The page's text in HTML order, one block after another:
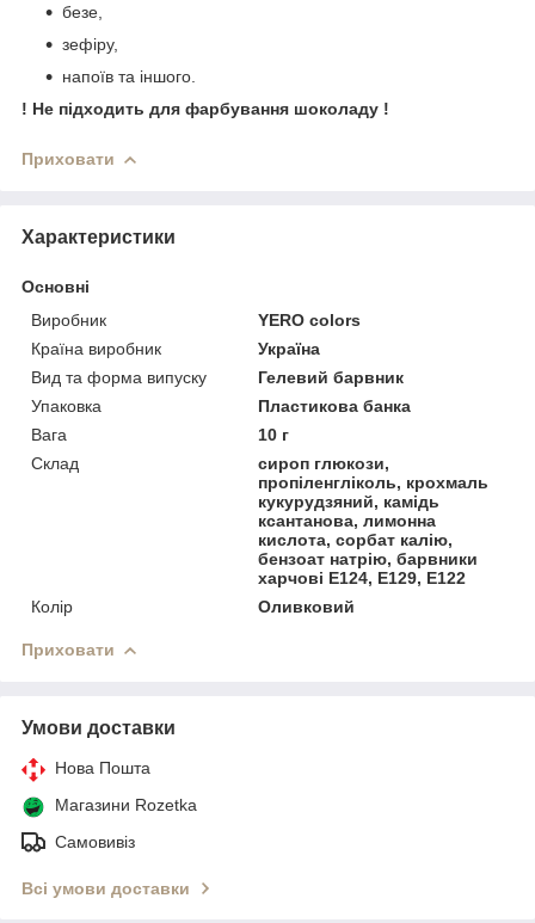
безе,
зефіру,
напоїв та іншого.
! Не підходить для фарбування шоколаду !
Приховати
Характеристики
Основні
Виробник
YERO colors
Країна виробник
Україна
Вид та форма випуску
Гелевий барвник
Упаковка
Пластикова банка
Вага
10 г
Склад
сироп глюкози,
пропіленгліколь, крохмаль
кукурудзяний, камідь
ксантанова, лимонна
кислота, сорбат калію,
бензоат натрію, барвники
харчові E124, Е129, Е122
Колір
Оливковий
Приховати
Умови доставки
Нова Пошта
Магазини Rozetka
Самовивіз
Всі умови доставки